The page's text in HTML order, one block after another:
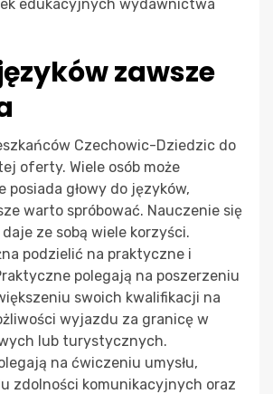
edukacyjnych wydawnictwa
zawsze
Czechowic-Dziedzic do
oferty. Wiele osób może
posiada głowy do języków,
warto spróbować. Nauczenie się
ze sobą wiele korzyści.
podzielić na praktyczne i
polegają na poszerzeniu
swoich kwalifikacji na
wyjazdu za granicę w
lub turystycznych.
na ćwiczeniu umysłu,
zdolności komunikacyjnych oraz